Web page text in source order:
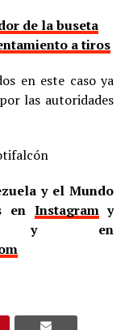
de la buseta
a tiros
en este caso ya
las autoridades
y el Mundo
en Instagramy
en